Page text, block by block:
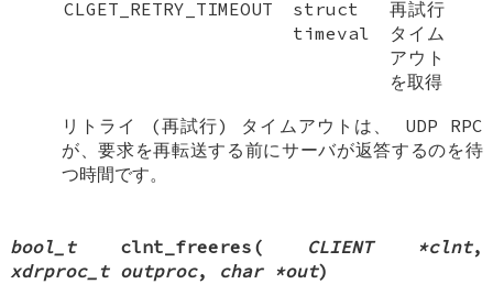
CLGET_RETRY_TIMEOUT
struct
timeval
再試行
タイム
アウト
を取得
リトライ (再試行) タイムアウトは、 UDP RPC
が、要求を再転送する前にサーバが返答するのを待
つ時間です。
bool_t clnt_freeres ( CLIENT *clnt,
xdrproc_t outproc, char *out)